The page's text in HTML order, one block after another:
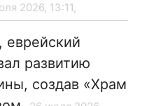
2026, 13:11,
развитию
создав «Храм